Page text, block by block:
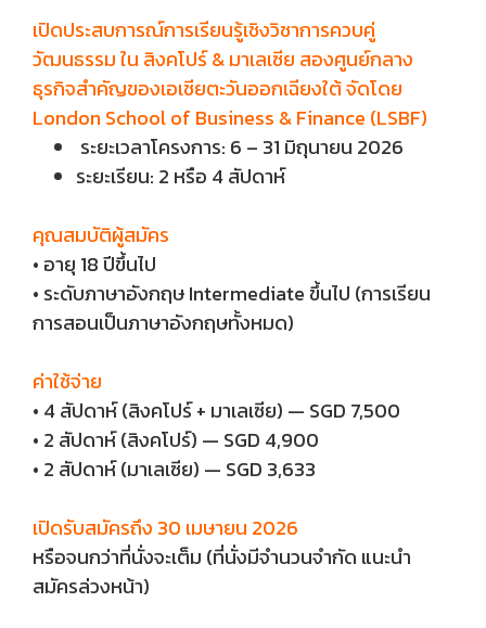
เปิดประสบการณ์การเรียนรู้เชิงวิชาการควบคู่
วัฒนธรรม ใน สิงคโปร์ & มาเลเซีย สองศูนย์กลาง
ธุรกิจสำคัญของเอเชียตะวันออกเฉียงใต้ จัดโดย
London School of Business & Finance (LSBF)
ระยะเวลาโครงการ: 6 – 31 มิถุนายน 2026
ระยะเรียน: 2 หรือ 4 สัปดาห์
คุณสมบัติผู้สมัคร
• อายุ 18 ปีขึ้นไป
• ระดับภาษาอังกฤษ Intermediate ขึ้นไป (การเรียน
การสอนเป็นภาษาอังกฤษทั้งหมด)
ค่าใช้จ่าย
• 4 สัปดาห์ (สิงคโปร์ + มาเลเซีย) — SGD 7,500
• 2 สัปดาห์ (สิงคโปร์) — SGD 4,900
• 2 สัปดาห์ (มาเลเซีย) — SGD 3,633
เปิดรับสมัครถึง 30 เมษายน 2026
หรือจนกว่าที่นั่งจะเต็ม (ที่นั่งมีจำนวนจำกัด แนะนำ
สมัครล่วงหน้า)